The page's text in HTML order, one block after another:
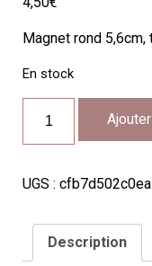
Magnet rond
En stock
UGS : cfb7d502c0ea
Description